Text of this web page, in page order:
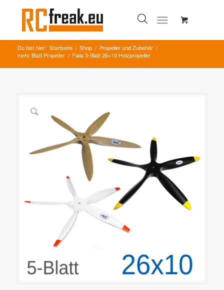
Du bist hier: Startseite / Shop / Propeller und Zubehör /
mehr Blatt Propeller / Fiala 5-Blatt 26×10 Holzpropeller